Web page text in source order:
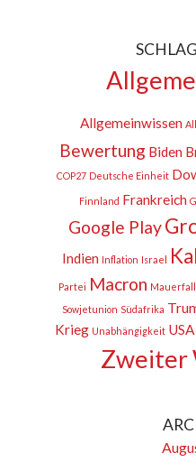
Allgemeinwissen
Bewertung Biden
COP27 Deutsche Einheit
Finnland Frankreich
Google Play
Indien Inflation Israel
Partei Macron Mauerfall
Sowjetunion Südafrika
Krieg Unabhängigkeit USA
Zweiter